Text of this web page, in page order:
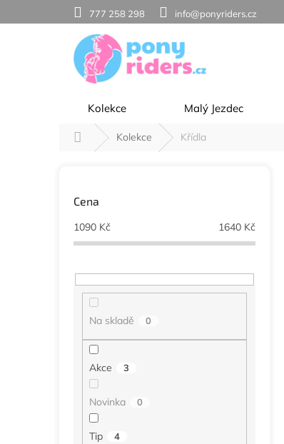
777 258 298 info@ponyriders.cz
Kolekce Malý Jezdec
Domů Kolekce Křídla
Cena
1090 Kč 1640 Kč
Na skladě 0
Akce 3
Novinka 0
Tip 4